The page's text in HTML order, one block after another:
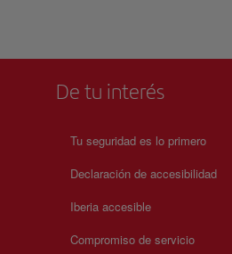
De tu interés
Tu seguridad es lo primero
Declaración de accesibilidad
Iberia accesible
Compromiso de servicio